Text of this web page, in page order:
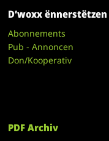
D’woxx ënnerstëtzen
Abonnements
Pub - Annoncen
Don/Kooperativ
PDF Archiv